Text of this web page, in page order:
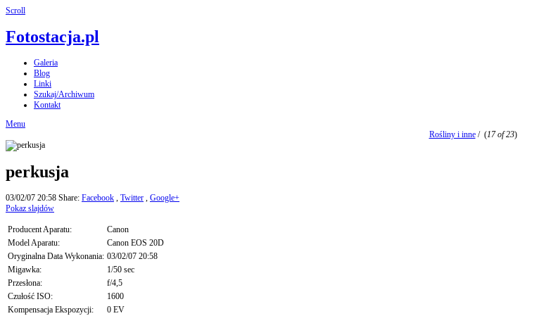
Scroll
Fotostacja.pl
Galeria
Blog
Linki
Szukaj/Archiwum
Kontakt
Menu
Rośliny i inne/ (17 of 23)
perkusja
03/02/07 20:58 Share: Facebook , Twitter , Google+
Pokaz slajdów
Producent Aparatu:
Canon
Model Aparatu:
Canon EOS 20D
Oryginalna Data Wykonania: 03/02/07 20:58
Migawka:
1/50 sec
Przesłona:
f/4,5
Czułość ISO:
1600
Kompensacja Ekspozycji:
0 EV